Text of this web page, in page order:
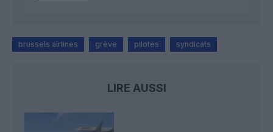
brussels airlines grève pilotes syndicats
LIRE AUSSI